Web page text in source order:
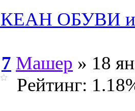
ОБУВИ
7 Машер » 18
Рейтинг: